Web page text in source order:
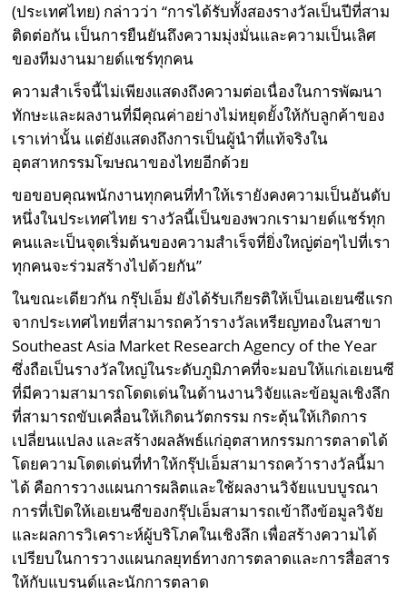
(ประเทศไทย) กล่าวว่า “การได้รับทั้งสองรางวัลเป็นปีที่สาม
ติดต่อกัน เป็นการยืนยันถึงความมุ่งมั่นและความเป็นเลิศ
ของทีมงานมายด์แชร์ทุกคน
ความสำเร็จนี้ไม่เพียงแสดงถึงความต่อเนื่องในการพัฒนา
ทักษะและผลงานที่มีคุณค่าอย่างไม่หยุดยั้งให้กับลูกค้าของ
เราเท่านั้น แต่ยังแสดงถึงการเป็นผู้นำที่แท้จริงใน
อุตสาหกรรมโฆษณาของไทยอีกด้วย
ขอขอบคุณพนักงานทุกคนที่ทำให้เรายังคงความเป็นอันดับ
หนึ่งในประเทศไทย รางวัลนี้เป็นของพวกเรามายด์แชร์ทุก
คนและเป็นจุดเริ่มต้นของความสำเร็จที่ยิ่งใหญ่ต่อๆไปที่เรา
ทุกคนจะร่วมสร้างไปด้วยกัน”
ในขณะเดียวกัน กรุ๊ปเอ็ม ยังได้รับเกียรติให้เป็นเอเยนซีแรก
จากประเทศไทยที่สามารถคว้ารางวัลเหรียญทองในสาขา
Southeast Asia Market Research Agency of the Year
ซึ่งถือเป็นรางวัลใหญ่ในระดับภูมิภาคที่จะมอบให้แก่เอเยนซี
ที่มีความสามารถโดดเด่นในด้านงานวิจัยและข้อมูลเชิงลึก
ที่สามารถขับเคลื่อนให้เกิดนวัตกรรม กระตุ้นให้เกิดการ
เปลี่ยนแปลง และสร้างผลลัพธ์แก่อุตสาหกรรมการตลาดได้
โดยความโดดเด่นที่ทำให้กรุ๊ปเอ็มสามารถคว้ารางวัลนี้มา
ได้ คือการวางแผนการผลิตและใช้ผลงานวิจัยแบบบูรณา
การที่เปิดให้เอเยนซีของกรุ๊ปเอ็มสามารถเข้าถึงข้อมูลวิจัย
และผลการวิเคราะห์ผู้บริโภคในเชิงลึก เพื่อสร้างความได้
เปรียบในการวางแผนกลยุทธ์ทางการตลาดและการสื่อสาร
ให้กับแบรนด์และนักการตลาด